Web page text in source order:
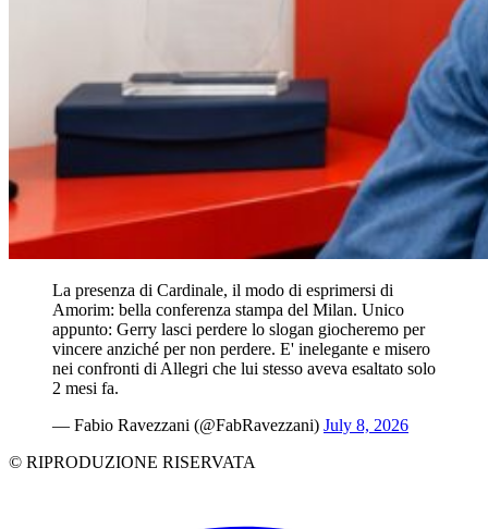
La presenza di Cardinale, il modo di esprimersi di
Amorim: bella conferenza stampa del Milan. Unico
appunto: Gerry lasci perdere lo slogan giocheremo per
vincere anziché per non perdere. E' inelegante e misero
nei confronti di Allegri che lui stesso aveva esaltato solo
2 mesi fa.
— Fabio Ravezzani (@FabRavezzani) July 8, 2026
© RIPRODUZIONE RISERVATA